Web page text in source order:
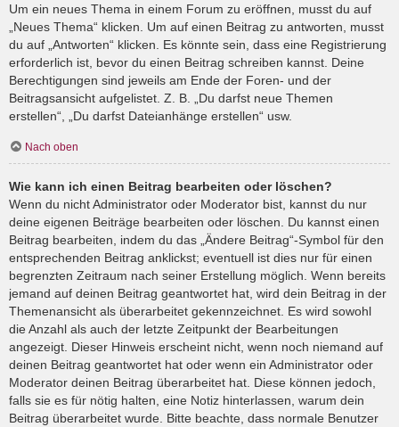
Um ein neues Thema in einem Forum zu eröffnen, musst du auf
„Neues Thema“ klicken. Um auf einen Beitrag zu antworten, musst
du auf „Antworten“ klicken. Es könnte sein, dass eine Registrierung
erforderlich ist, bevor du einen Beitrag schreiben kannst. Deine
Berechtigungen sind jeweils am Ende der Foren- und der
Beitragsansicht aufgelistet. Z. B. „Du darfst neue Themen
erstellen“, „Du darfst Dateianhänge erstellen“ usw.
Nach oben
Wie kann ich einen Beitrag bearbeiten oder löschen?
Wenn du nicht Administrator oder Moderator bist, kannst du nur
deine eigenen Beiträge bearbeiten oder löschen. Du kannst einen
Beitrag bearbeiten, indem du das „Ändere Beitrag“-Symbol für den
entsprechenden Beitrag anklickst; eventuell ist dies nur für einen
begrenzten Zeitraum nach seiner Erstellung möglich. Wenn bereits
jemand auf deinen Beitrag geantwortet hat, wird dein Beitrag in der
Themenansicht als überarbeitet gekennzeichnet. Es wird sowohl
die Anzahl als auch der letzte Zeitpunkt der Bearbeitungen
angezeigt. Dieser Hinweis erscheint nicht, wenn noch niemand auf
deinen Beitrag geantwortet hat oder wenn ein Administrator oder
Moderator deinen Beitrag überarbeitet hat. Diese können jedoch,
falls sie es für nötig halten, eine Notiz hinterlassen, warum dein
Beitrag überarbeitet wurde. Bitte beachte, dass normale Benutzer